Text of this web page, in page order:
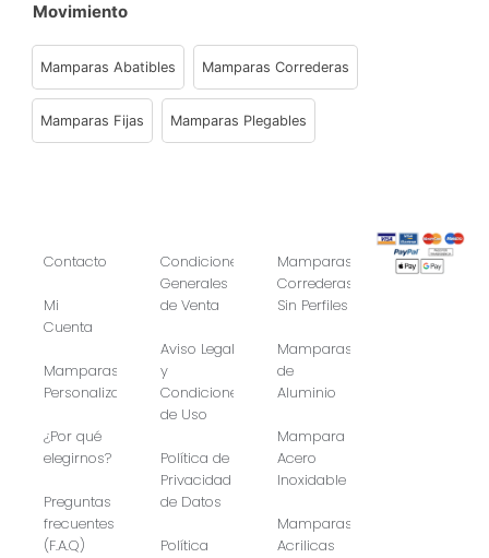
Movimiento
Mamparas Abatibles Mamparas Correderas
Mamparas Fijas Mamparas Plegables
Contacto
Mi
Cuenta
Mamparas
Personalizadas
¿Por qué
elegirnos?
Preguntas
frecuentes
(F.A.Q)
Condiciones
Generales
de Venta
Aviso Legal
y
Condiciones
de Uso
Política de
Privacidad
de Datos
Política
Mamparas
Correderas
Sin Perfiles
Mamparas
de
Aluminio
Mampara
Acero
Inoxidable
Mamparas
Acrilicas